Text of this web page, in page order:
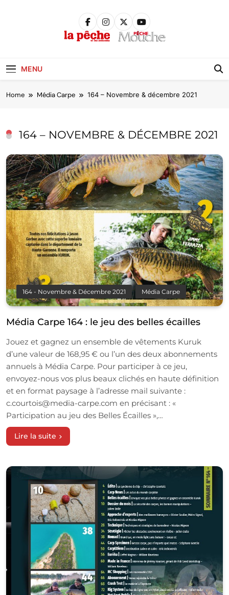
MENU
Home Média Carpe 164 – Novembre & décembre 2021
164 – NOVEMBRE & DÉCEMBRE 2021
164 - Novembre & Décembre 2021 Média Carpe
Média Carpe 164 : le jeu des belles écailles
Jouez et gagnez un ensemble de vêtements Kuruk
d’une valeur de 168,95 € ou l’un des deux abonnements
annuels à Média Carpe. Pour participer à ce jeu,
envoyez-nous vos plus beaux clichés en haute définition
et en format paysage à l’adresse mail suivante :
c.courtois@media-carpe.com en précisant : «
Participation au jeu des Belles Écailles »,…
Lire la suite